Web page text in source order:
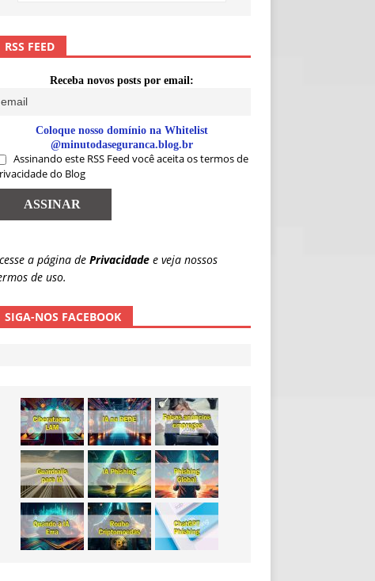
RSS FEED
Receba novos posts por email:
Coloque nosso domínio na Whitelist
@minutodaseguranca.blog.br
Assinando este RSS Feed você aceita os termos de
do Blog
a página de Privacidade e veja nossos
de uso.
SIGA-NOS FACEBOOK